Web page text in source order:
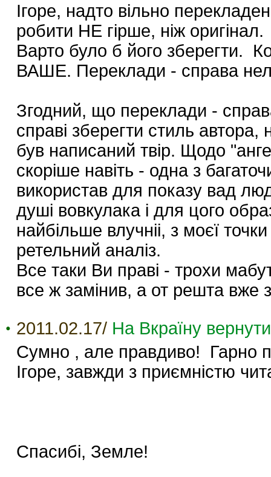
Ігоре, надто вільно
робити НЕ гірше, ніж
Варто було б його зберегти.
ВАШЕ. Переклади - справа
Згодний, що переклади -
справі зберегти стиль автора,
був написаний твір. Щодо
скоріше навіть - одна з
використав для показу вад
душі вовкулака і для цого
найбільше влучніі, з моєї
ретельний аналіз.
Все таки Ви праві - трохи
все ж замінив, а от решта вже
2011.02.17/ На Вкраїну
Сумно , але правдиво! Гарно
Ігоре, завжди з приємністю
Cпасибі, Земле!